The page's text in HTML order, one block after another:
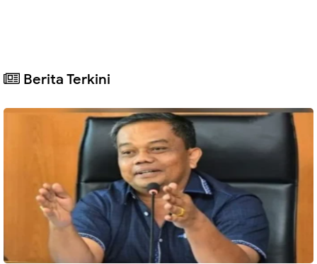
Berita Terkini